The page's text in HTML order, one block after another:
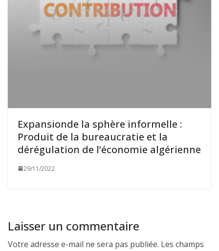
Expansionde la sphère informelle :
Produit de la bureaucratie et la
dérégulation de l’économie algérienne
29/11/2022
Laisser un commentaire
Votre adresse e-mail ne sera pas publiée. Les champs